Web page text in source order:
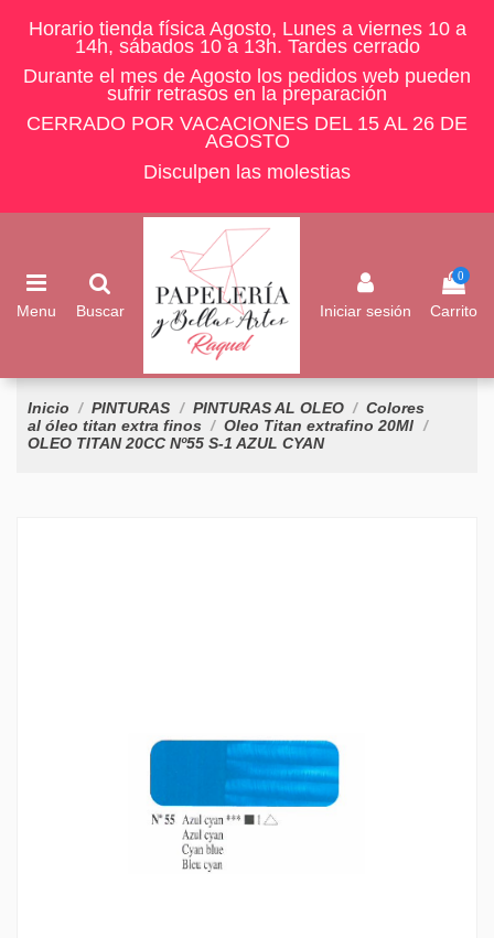
Horario tienda física Agosto, Lunes a viernes 10 a
14h, sábados 10 a 13h. Tardes cerrado
Durante el mes de Agosto los pedidos web pueden
sufrir retrasos en la preparación
CERRADO POR VACACIONES DEL 15 AL 26 DE
AGOSTO
Disculpen las molestias
Menu Buscar Iniciar sesión
0
Carrito
Inicio PINTURAS PINTURAS AL OLEO
Colores
al óleo titan extra finos
Oleo Titan extrafino 20Ml
OLEO TITAN 20CC Nº55 S-1 AZUL CYAN